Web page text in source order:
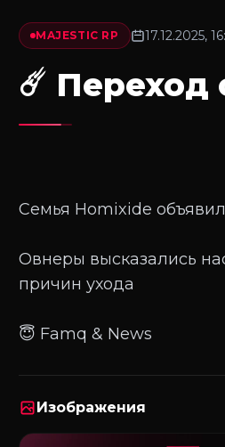
MAJESTIC RP 17.12.2025,
☄️ Переход
Семья Homixide
Овнеры высказались
причин ухода
Изображения